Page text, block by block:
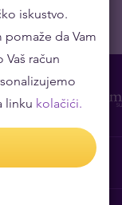
iskustvo.
da Vam
račun
linku kolačići.